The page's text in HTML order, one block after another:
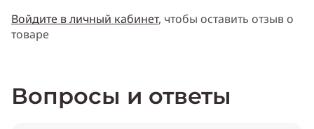
Войдите в личный кабинет, чтобы оставить отзыв о
товаре
Вопросы и ответы